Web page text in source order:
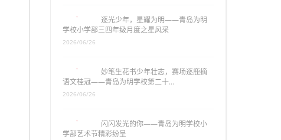
逐光少年，星耀为明——青岛为明
学校小学部三四年级月度之星风采
2026/06/26
妙笔生花书少年壮志，赛场逐鹿摘
语文桂冠——青岛为明学校第二十…
2026/06/26
闪闪发光的你——青岛为明学校小
学部艺术节精彩纷呈